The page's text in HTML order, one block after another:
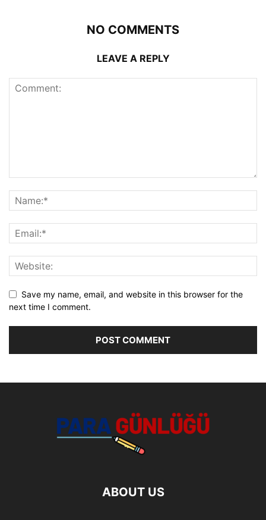
NO COMMENTS
LEAVE A REPLY
Save my name, email, and website in this browser for the
next time I comment.
ABOUT US